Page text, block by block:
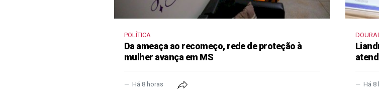
POLÍTICA
Da ameaça ao recomeço, rede de proteção à
mulher avança em MS
Há 8 horas Há 8